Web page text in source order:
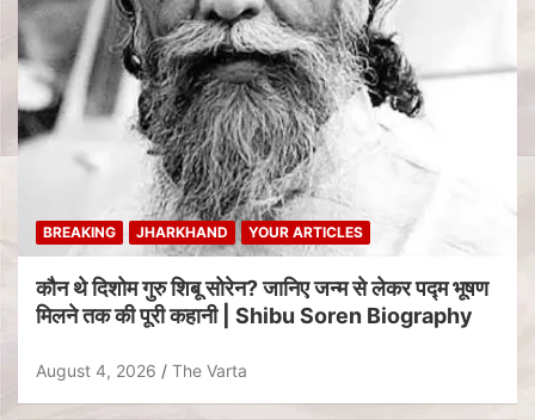
BREAKING JHARKHAND YOUR ARTICLES
कौन थे दिशोम गुरु शिबू सोरेन? जानिए जन्म से लेकर पद्म भूषण
मिलने तक की पूरी कहानी | Shibu Soren Biography
August 4, 2026 The Varta